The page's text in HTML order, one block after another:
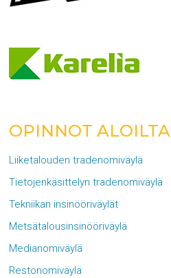
OPINNOT ALOILTA
Liiketalouden tradenomiväylä
Tietojenkäsittelyn tradenomiväylä
Tekniikan insinööriväylät
Metsätalousinsinööriväylä
Medianomiväylä
Restonomiväylä